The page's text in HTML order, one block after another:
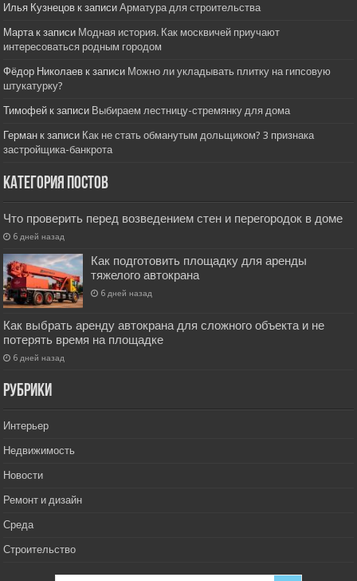
Илья Кузнецов к записиАрматура для строительства
Марта к записи Модная история. Как москвичей приучают
интересоваться родным городом
Фёдор Николаев к записи Можно ли укладывать плитку на гипсовую
штукатурку?
Тимофей к записи Выбираем лестницу-стремянку для дома
Герман к записи Как не стать обманутым дольщиком? 3 признака
застройщика-банкрота
Категория постов
Что проверить перед возведением стен и перегородок в доме
6 дней назад
Как подготовить площадку для аренды
тяжелого автокрана
6 дней назад
Как выбрать аренду автокрана для сложного объекта и не
потерять время на площадке
6 дней назад
РУбрики
Интерьер
Недвижимость
Новости
Ремонт и дизайн
Среда
Строительство